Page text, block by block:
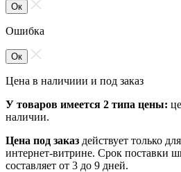
Ок
Ошибка
Ок
Цена в наличиии и под заказ
У товаров имеется 2 типа цены:
наличии.
Цена под заказ действует только
интернет-витрине. Срок поставки
составляет от 3 до 9 дней.